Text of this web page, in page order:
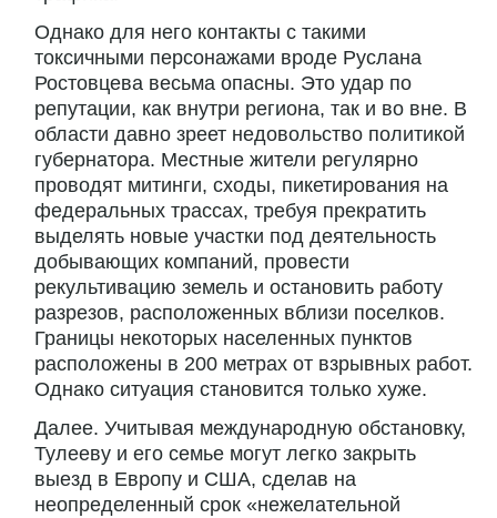
Однако для него контакты с такими
токсичными персонажами вроде Руслана
Ростовцева весьма опасны. Это удар по
репутации, как внутри региона, так и во вне. В
области давно зреет недовольство политикой
губернатора. Местные жители регулярно
проводят митинги, сходы, пикетирования на
федеральных трассах, требуя прекратить
выделять новые участки под деятельность
добывающих компаний, провести
рекультивацию земель и остановить работу
разрезов, расположенных вблизи поселков.
Границы некоторых населенных пунктов
расположены в 200 метрах от взрывных работ.
Однако ситуация становится только хуже.
Далее. Учитывая международную обстановку,
Тулееву и его семье могут легко закрыть
выезд в Европу и США, сделав на
неопределенный срок «нежелательной